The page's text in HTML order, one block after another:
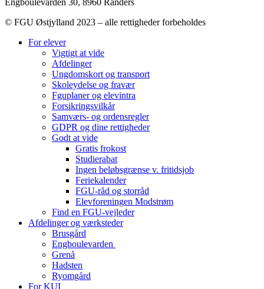
Engboulevarden 30, 8960 Randers
© FGU Østjylland 2023 – alle rettigheder forbeholdes
For elever
Vigtigt at vide
Afdelinger
Ungdomskort og transport
Skoleydelse og fravær
Fguplaner og elevintra
Forsikringsvilkår
Samværs- og ordensregler
GDPR og dine rettigheder
Godt at vide
Gratis frokost
Studierabat
Ingen beløbsgrænse v. fritidsjob
Feriekalender
FGU-råd og storråd
Elevforeningen Modstrøm
Find en FGU-vejleder
Afdelinger og værksteder
Brusgård
Engboulevarden
Grenå
Hadsten
Ryomgård
For KUI